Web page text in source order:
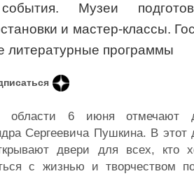
Музеи
и мастер-классы.
литературные программы
области 6 июня отмечают
Сергеевича Пушкина. В этот
двери для всех, кто
с жизнью и творчеством